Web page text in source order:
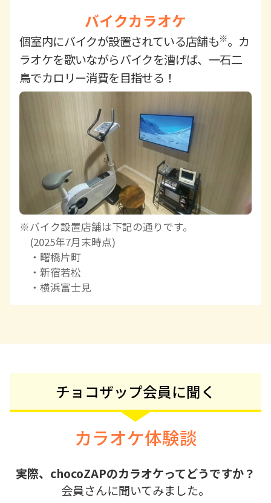
バイクカラオケ
個室内にバイクが設置されている店舗も※。カ
ラオケを歌いながらバイクを漕げば、一石二
鳥でカロリー消費を目指せる！
※バイク設置店舗は下記の通りです。
(2025年7月末時点)
・曙橋片町
・新宿若松
・横浜富士見
チョコザップ会員に聞く
カラオケ体験談
実際、chocoZAPのカラオケってどうですか？
会員さんに聞いてみました。